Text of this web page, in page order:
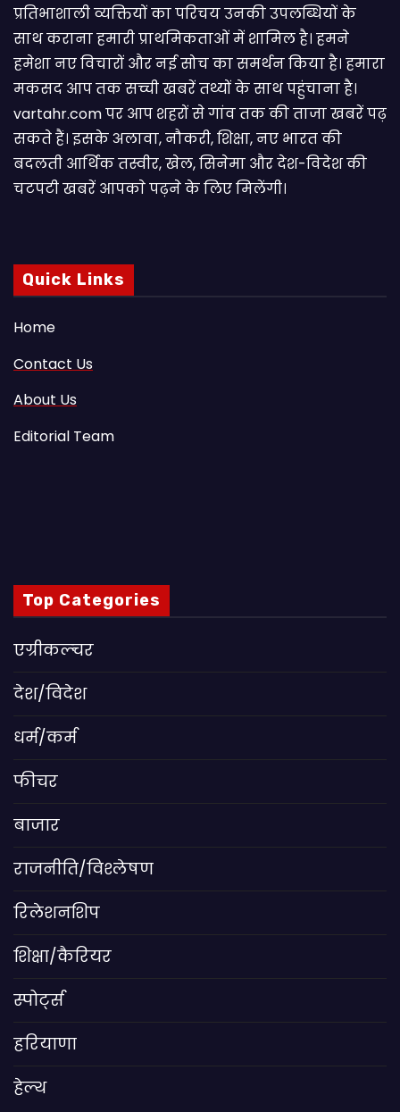
प्रतिभाशाली व्यक्तियों का परिचय उनकी उपलब्धियों के
साथ कराना हमारी प्राथमिकताओं में शामिल है। हमने
हमेशा नए विचारों और नई सोच का समर्थन किया है। हमारा
मकसद आप तक सच्ची खबरें तथ्यों के साथ पहुंचाना है।
vartahr.com पर आप शहरों से गांव तक की ताजा खबरें पढ़
सकते हैं। इसके अलावा, नौकरी, शिक्षा, नए भारत की
बदलती आर्थिक तस्वीर, खेल, सिनेमा और देश-विदेश की
चटपटी खबरें आपकाे पढ़ने के लिए मिलेंगी।
Quick Links
Home
Contact Us
About Us
Editorial Team
Top Categories
एग्रीकल्चर
देश/विदेश
धर्म/कर्म
फीचर
बाजार
राजनीति/विश्लेषण
रिलेशनशिप
शिक्षा/कैरियर
स्पोर्ट्स
हरियाणा
हेल्थ